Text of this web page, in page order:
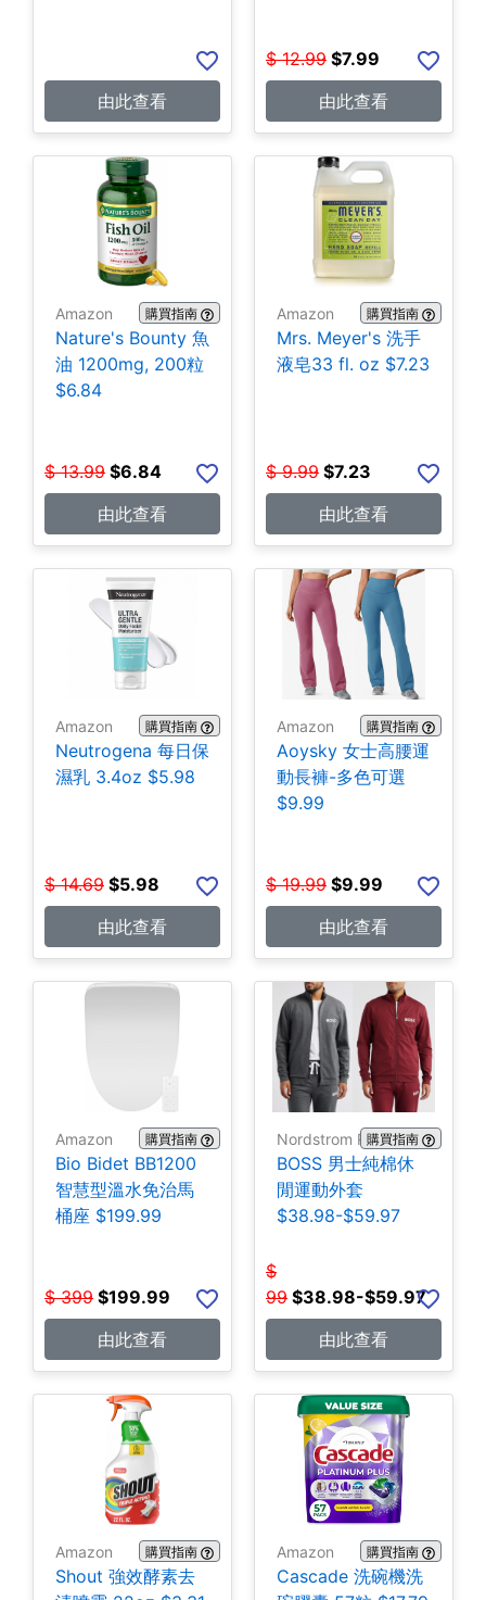
由此查看
$ 12.99 $7.99
由此查看
Amazon 購買指南
Nature's Bounty 魚
油 1200mg, 200粒
$6.84
$ 13.99 $6.84
由此查看
Amazon 購買指南
Mrs. Meyer's 洗手
液皂33 fl. oz $7.23
$ 9.99 $7.23
由此查看
Amazon 購買指南
Neutrogena 每日保
濕乳 3.4oz $5.98
$ 14.69 $5.98
由此查看
Amazon 購買指南
Aoysky 女士高腰運
動長褲-多色可選
$9.99
$ 19.99 $9.99
由此查看
Amazon 購買指南
Bio Bidet BB1200
智慧型溫水免治馬
桶座 $199.99
$ 399 $199.99
由此查看
Nordstrom Rack購買指南
BOSS 男士純棉休
閒運動外套
$38.98-$59.97
$
99 $38.98-$59.97
由此查看
Amazon 購買指南
Shout 強效酵素去
Amazon 購買指南
Cascade 洗碗機洗